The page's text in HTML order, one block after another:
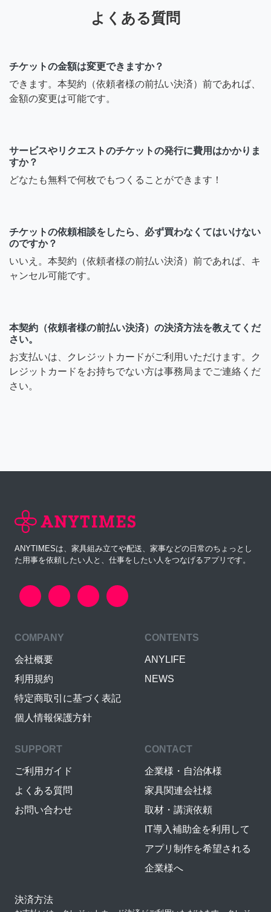
よくある質問
チケットの金額は変更できますか？
できます。本契約（依頼者様の前払い決済）前であれば、
金額の変更は可能です。
サービスやリクエストのチケットの発行に費用はかかりま
すか？
どなたも無料で何枚でもつくることができます！
チケットの依頼相談をしたら、必ず買わなくてはいけない
のですか？
いいえ。本契約（依頼者様の前払い決済）前であれば、キ
ャンセル可能です。
本契約（依頼者様の前払い決済）の決済方法を教えてくだ
さい。
お支払いは、クレジットカードがご利用いただけます。ク
レジットカードをお持ちでない方は事務局までご連絡くだ
さい。
ANYTIMESは、家具組み立てや配送、家事などの日常のちょっとし
た用事を依頼したい人と、仕事をしたい人をつなげるアプリです。
COMPANY
会社概要
利用規約
特定商取引に基づく表記
個人情報保護方針
CONTENTS
ANYLIFE
NEWS
SUPPORT
ご利用ガイド
よくある質問
お問い合わせ
CONTACT
企業様・自治体様
家具関連会社様
取材・講演依頼
IT導入補助金を利用して
アプリ制作を希望される
企業様へ
決済方法